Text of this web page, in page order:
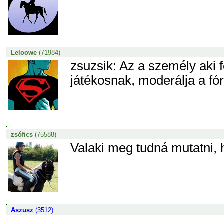
Leloowe(71984)
zsuzsik: Az a személy aki
játékosnak, moderálja a
zsófics(75588)
Valaki meg tudná mutatni,
Aszusz (3512)